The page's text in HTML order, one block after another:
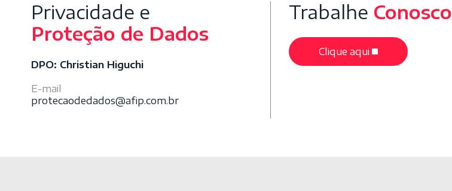
Privacidade e
Proteção de Dados
DPO: Christian Higuchi
E-mail
protecaodedados@afip.com.br
Trabalhe Conosco
Clique aqui